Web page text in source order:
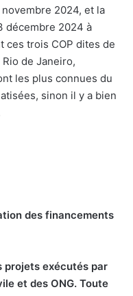
2024, et la
décembre 2024 à
ces trois COP dites de
de Janeiro,
les plus connues du
sinon il y a bien
des financements
projets exécutés par
et des ONG. Toute